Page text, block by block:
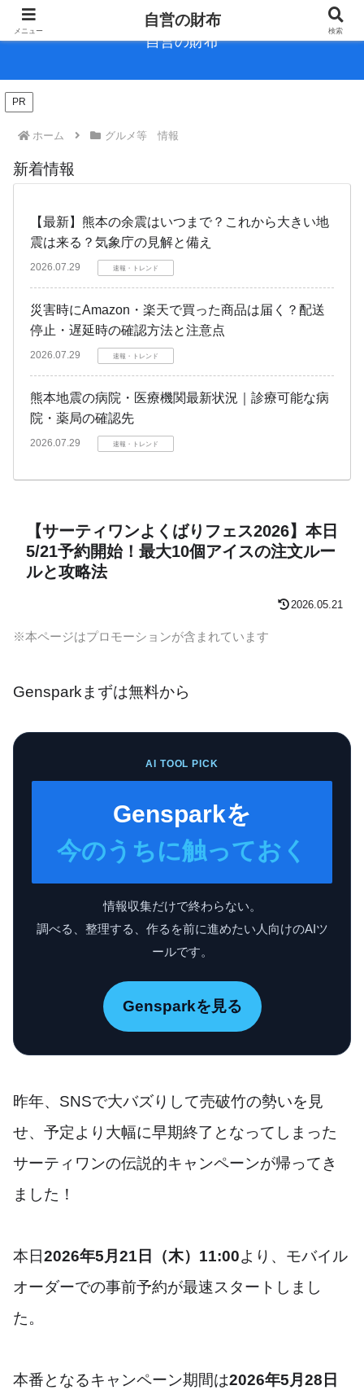
自営の財布
PR
ホーム グルメ等 情報
新着情報
【最新】熊本の余震はいつまで？これから大きい地
震は来る？気象庁の見解と備え
2026.07.29 速報・トレンド
災害時にAmazon・楽天で買った商品は届く？配送
停止・遅延時の確認方法と注意点
2026.07.29 速報・トレンド
熊本地震の病院・医療機関最新状況｜診療可能な病
院・薬局の確認先
2026.07.29 速報・トレンド
【サーティワンよくばりフェス2026】本日
5/21予約開始！最大10個アイスの注文ルー
ルと攻略法
2026.05.21
※本ページはプロモーションが含まれています
Gensparkまずは無料から
AI TOOL PICK
Gensparkを
今のうちに触っておく
情報収集だけで終わらない。
調べる、整理する、作るを前に進めたい人向けのAIツ
ールです。
Gensparkを見る
昨年、SNSで大バズりして売破竹の勢いを見
せ、予定より大幅に早期終了となってしまった
サーティワンの伝説的キャンペーンが帰ってき
ました！
本日2026年5月21日（木）11:00より、モバイル
オーダーでの事前予約が最速スタートしまし
た。
本番となるキャンペーン期間は2026年5月28日
メニュー
自営の財布
検索